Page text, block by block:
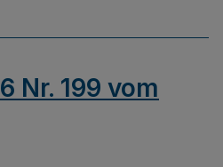
Nr. 199 vom